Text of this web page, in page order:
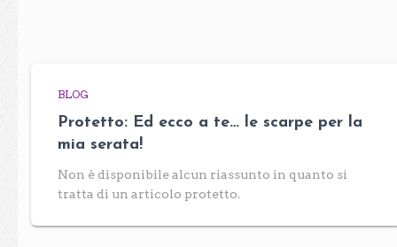
BLOG
Protetto: Ed ecco a te… le scarpe per la
mia serata!
Non è disponibile alcun riassunto in quanto si
tratta di un articolo protetto.